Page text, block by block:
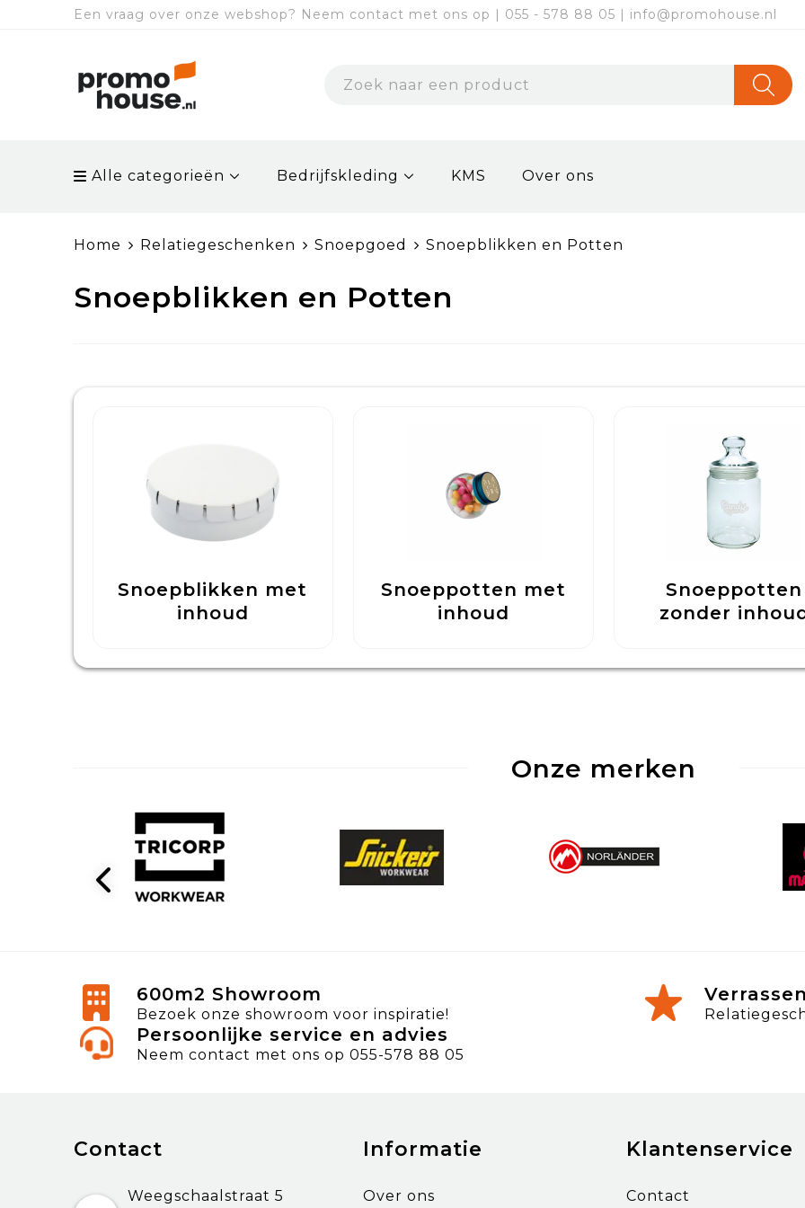
Een vraag over onze webshop? Neem contact met ons op | 055 - 578 88 05 | info@promohouse.nl
Alle categorieën Bedrijfskleding KMS Over ons
Home Relatiegeschenken Snoepgoed Snoepblikken en Potten
Snoepblikken en Potten
Snoepblikken met
inhoud
Snoeppotten met
inhoud
Snoeppotten
zonder
Onze merken
600m2 Showroom
Bezoek onze showroom voor inspiratie!
Persoonlijke service en advies
Neem contact met ons op 055-578 88 05
Contact
Weegschaalstraat 5
Informatie
Over ons
Klantenservice
Contact